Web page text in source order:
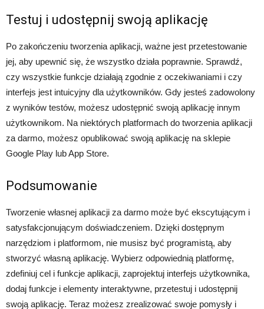
Testuj i udostępnij swoją aplikację
Po zakończeniu tworzenia aplikacji, ważne jest przetestowanie
jej, aby upewnić się, że wszystko działa poprawnie. Sprawdź,
czy wszystkie funkcje działają zgodnie z oczekiwaniami i czy
interfejs jest intuicyjny dla użytkowników. Gdy jesteś zadowolony
z wyników testów, możesz udostępnić swoją aplikację innym
użytkownikom. Na niektórych platformach do tworzenia aplikacji
za darmo, możesz opublikować swoją aplikację na sklepie
Google Play lub App Store.
Podsumowanie
Tworzenie własnej aplikacji za darmo może być ekscytującym i
satysfakcjonującym doświadczeniem. Dzięki dostępnym
narzędziom i platformom, nie musisz być programistą, aby
stworzyć własną aplikację. Wybierz odpowiednią platformę,
zdefiniuj cel i funkcje aplikacji, zaprojektuj interfejs użytkownika,
dodaj funkcje i elementy interaktywne, przetestuj i udostępnij
swoją aplikację. Teraz możesz zrealizować swoje pomysły i